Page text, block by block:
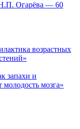
Огарёва — 60
возрастных
запахи и
мозга»